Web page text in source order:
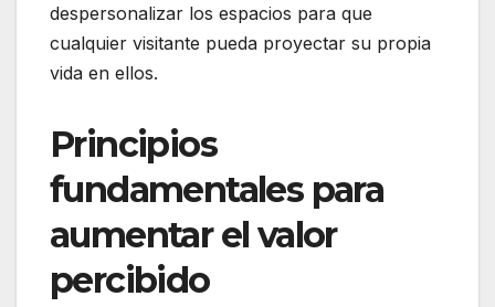
despersonalizar los espacios para que
cualquier visitante pueda proyectar su propia
vida en ellos.
Principios
fundamentales para
aumentar el valor
percibido